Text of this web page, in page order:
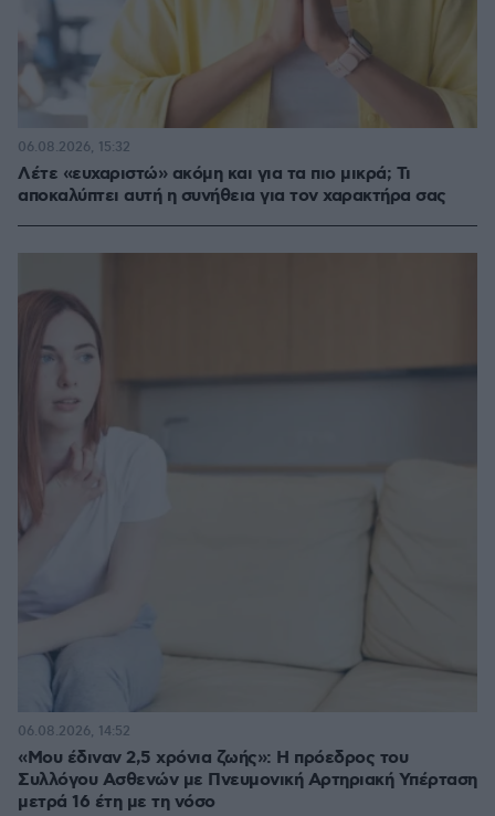
Λέτε «ευχαριστώ» ακόμη και για τα πιο μικρά; Τι
αποκαλύπτει αυτή η συνήθεια για τον χαρακτήρα σας
06.08.2026, 15:32
«Μου έδιναν 2,5 χρόνια ζωής»: Η πρόεδρος του
Συλλόγου Ασθενών με Πνευμονική Αρτηριακή Υπέρταση
μετρά 16 έτη με τη νόσο
06.08.2026, 14:52